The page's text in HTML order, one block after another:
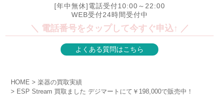
[年中無休]電話受付10:00～22:00
WEB受付24時間受付中
＼ 電話番号をタップして今すぐ申込↑ ／
よくある質問はこちら
HOME
楽器の買取実績
ESP Stream 買取ました デジマートにて￥198,000で販売中！